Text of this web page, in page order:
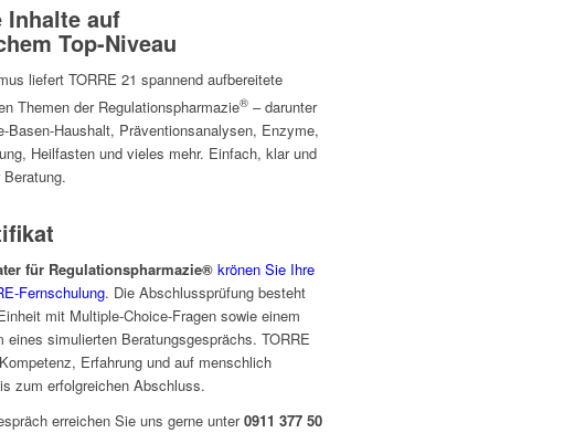
Inhalte auf
Top-Niveau
liefert TORRE 21 spannend aufbereitete
Themen der Regulationspharmazie® – darunter
Basen-Haushalt, Präventionsanalysen, Enzyme,
Heilfasten und vieles mehr. Einfach, klar und
für Regulationspharmazie® krönen Sie Ihre
Fernschulung. Die Abschlussprüfung besteht
mit Multiple-Choice-Fragen sowie einem
eines simulierten Beratungsgesprächs. TORRE
Erfahrung und auf menschlich
zum erfolgreichen Abschluss.
erreichen Sie uns gerne unter0911 377 50